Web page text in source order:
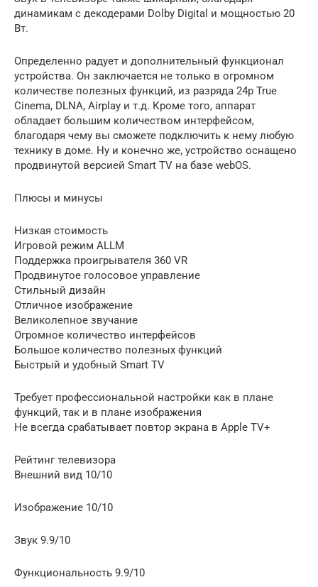
динамикам с декодерами Dolby Digital и мощностью 20
Вт.
Определенно радует и дополнительный функционал
устройства. Он заключается не только в огромном
количестве полезных функций, из разряда 24p True
Cinema, DLNA, Airplay и т.д. Кроме того, аппарат
обладает большим количеством интерфейсом,
благодаря чему вы сможете подключить к нему любую
технику в доме. Ну и конечно же, устройство оснащено
продвинутой версией Smart TV на базе webOS.
Плюсы и минусы
Низкая стоимость
Игровой режим ALLM
Поддержка проигрывателя 360 VR
Продвинутое голосовое управление
Стильный дизайн
Отличное изображение
Великолепное звучание
Огромное количество интерфейсов
Большое количество полезных функций
Быстрый и удобный Smart TV
Требует профессиональной настройки как в плане
функций, так и в плане изображения
Не всегда срабатывает повтор экрана в Apple TV+
Рейтинг телевизора
Внешний вид 10/10
Изображение 10/10
Звук 9.9/10
Функциональность 9.9/10